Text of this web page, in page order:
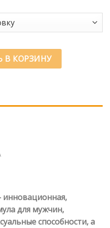
Fast Shot
В КОРЗИНУ
для мужчин,
способности, а